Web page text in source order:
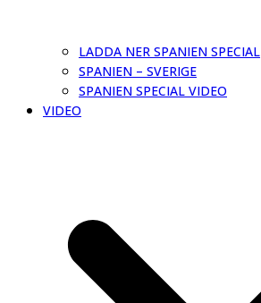
LADDA NER SPANIEN SPECIAL
SPANIEN – SVERIGE
SPANIEN SPECIAL VIDEO
VIDEO